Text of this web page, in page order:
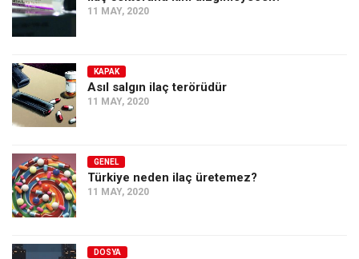
11 MAY, 2020
KAPAK
Asıl salgın ilaç terörüdür
11 MAY, 2020
GENEL
Türkiye neden ilaç üretemez?
11 MAY, 2020
DOSYA